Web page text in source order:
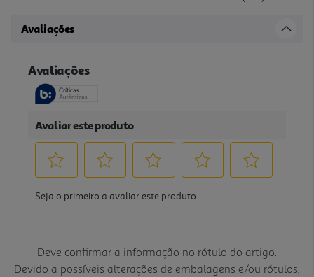
Avaliações
Deve confirmar a informação no rótulo do artigo.
Devido a possíveis alterações de embalagens e/ou rótulos,